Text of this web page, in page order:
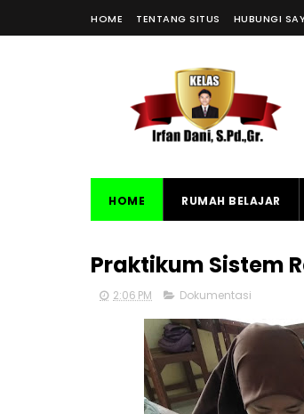
HOME TENTANG SITUS HUBUNGI
HOME RUMAH BELAJAR
Praktikum Sistem
2:06 PM Dokumentasi